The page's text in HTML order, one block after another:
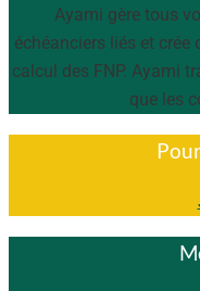
Ayami gère tous
échéanciers liés et
calcul des FNP. Ayami
que les